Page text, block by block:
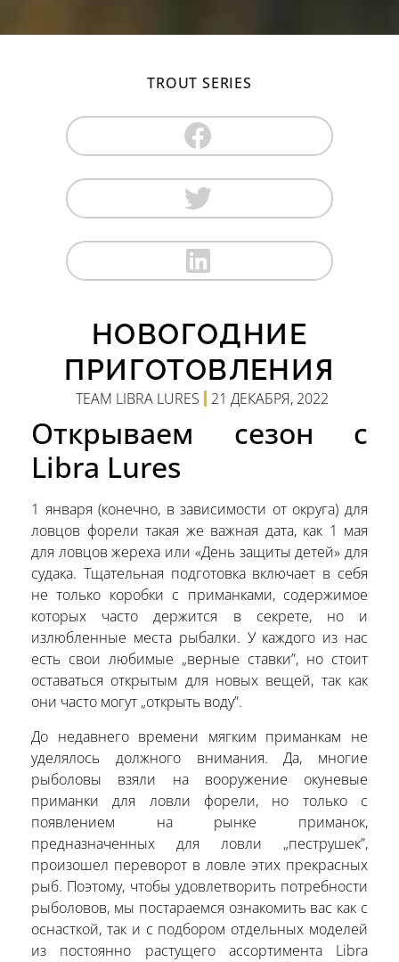
TROUT SERIES
НОВОГОДНИЕ
ПРИГОТОВЛЕНИЯ
TEAM LIBRA LURES 21 ДЕКАБРЯ, 2022
Открываем сезон с
Libra Lures
1 января (конечно, в зависимости от округа) для
ловцов форели такая же важная дата, как 1 мая
для ловцов жереха или «День защиты детей» для
судака. Тщательная подготовка включает в себя
не только коробки с приманками, содержимое
которых часто держится в секрете, но и
излюбленные места рыбалки. У каждого из нас
есть свои любимые „верные ставки”, но стоит
оставаться открытым для новых вещей, так как
они часто могут „открыть воду”.
До недавнего времени мягким приманкам не
уделялось должного внимания. Да, многие
рыболовы взяли на вооружение окуневые
приманки для ловли форели, но только с
появлением на рынке приманок,
предназначенных для ловли „пеструшек”,
произошел переворот в ловле этих прекрасных
рыб. Поэтому, чтобы удовлетворить потребности
рыболовов, мы постараемся ознакомить вас как с
оснасткой, так и с подбором отдельных моделей
из постоянно растущего ассортимента Libra